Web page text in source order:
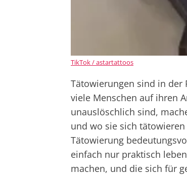
TikTok / astartattoos
Tätowierungen sind in der
viele Menschen auf ihren
unauslöschlich sind,
und wo sie sich
Tätowierung
einfach nur praktisch
machen, und die sich für